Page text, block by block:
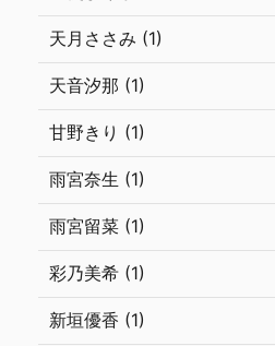
天月ささみ (1)
天音汐那 (1)
甘野きり (1)
雨宮奈生 (1)
雨宮留菜 (1)
彩乃美希 (1)
新垣優香 (1)